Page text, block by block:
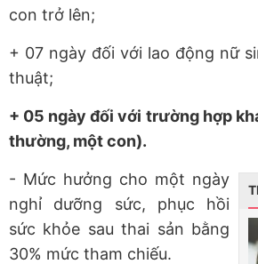
con trở lên;
+ 07 ngày đối với lao động nữ
thuật;
+ 05 ngày đối với trường hợp
thường, một con).
- Mức hưởng cho một ngày
nghỉ dưỡng sức, phục hồi
sức khỏe sau thai sản bằng
30% mức tham chiếu.